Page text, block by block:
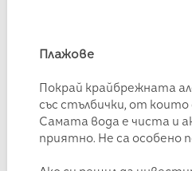
Плажове
Покрай крайбрежната
със стълбички, от които
Самата вода е чиста и
приятно. Не са особено